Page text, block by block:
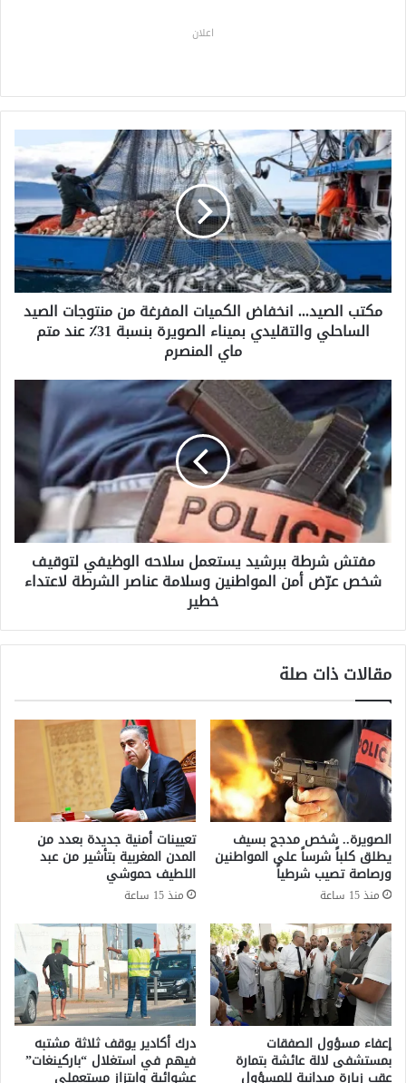
اعلان
م
ك
ت
ب
ا
ل
ي
د
ن
خ
ف
ا
ض
ا
م
ل
م
ف
غ
ة
م
ن
م
ن
ت
و
ج
ا
ت
ا
ل
ص
ي
د
ا
ل
س
ا
مكتب الصيد... انخفاض الكميات المفرغة من منتوجات الصيد
الساحلي والتقليدي بميناء الصويرة بنسبة 31٪ عند متم
ماي المنصرم
م
ف
ت
ش
ش
ر
ب
د
س
م
ل
س
ل
ا
ح
ه
ا
ل
و
ظ
ي
ف
ي
ل
ت
و
ق
ي
مفتش شرطة ببرشيد يستعمل سلاحه الوظيفي لتوقيف
شخص عرّض أمن المواطنين وسلامة عناصر الشرطة لاعتداء
خطير
مقالات ذات صلة
الصويرة.. شخص مدجج بسيف
يطلق كلباً شرساً على المواطنين
ورصاصة تصيب شرطياً
منذ 15 ساعة
تعيينات أمنية جديدة بعدد من
المدن المغربية بتأشير من عبد
اللطيف حموشي
منذ 15 ساعة
إعفاء مسؤول الصفقات
بمستشفى لالة عائشة بتمارة
عقب زيارة ميدانية للمسؤول
درك أكادير يوقف ثلاثة مشتبه
فيهم في استغلال “باركينغات”
عشوائية وابتزاز مستعملي